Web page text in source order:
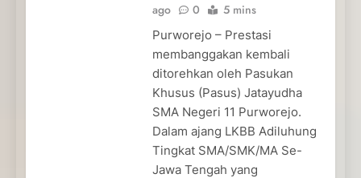
ago
0 5 mins
Purworejo – Prestasi
membanggakan kembali
ditorehkan oleh Pasukan
Khusus (Pasus) Jatayudha
SMA Negeri 11 Purworejo.
Dalam ajang LKBB Adiluhung
Tingkat SMA/SMK/MA Se-
Jawa Tengah yang